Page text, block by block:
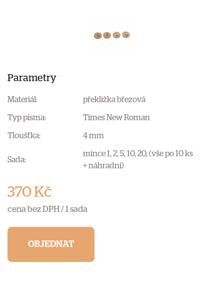
Parametry
Materiál: překližka březová
Typ písma: Times New Roman
Tloušťka: 4 mm
Sada:
mince 1, 2, 5, 10, 20, (vše po 10 ks
+ náhradní)
370 Kč
cena bez DPH /1 sada
OBJEDNAT